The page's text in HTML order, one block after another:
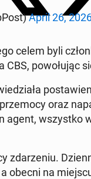
April 26,
celem byli
powołu­jąc
oraz
agent, wszys­tko
zdarze­niu.
obecni na